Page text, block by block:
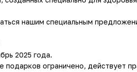
нашим специальным
2025 года.
подарков ограничено, действует